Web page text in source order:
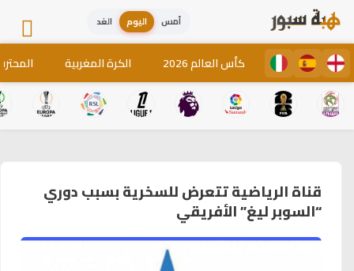
أمس اليوم الغد
كأس العالم 2026 الكرة المغربية
قناة الرياضية تتعرض للسخرية بسبب دوري
“السوبر ليغ” الأفريقي